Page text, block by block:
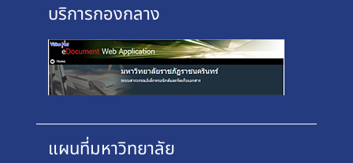
บริการกองกลาง
แผนที่มหาวิทยาลัย